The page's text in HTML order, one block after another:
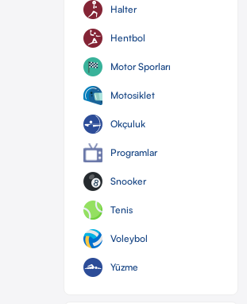
Halter
Hentbol
Motor Sporları
Motosiklet
Okçuluk
Programlar
Snooker
Tenis
Voleybol
Yüzme